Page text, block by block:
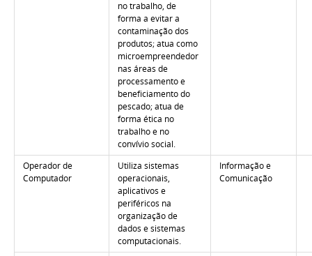
no trabalho, de
forma a evitar a
contaminação dos
produtos; atua como
microempreendedor
nas áreas de
processamento e
beneficiamento do
pescado; atua de
forma ética no
trabalho e no
convívio social.
Operador de
Computador
Utiliza sistemas
operacionais,
aplicativos e
periféricos na
organização de
dados e sistemas
computacionais.
Informação e
Comunicação